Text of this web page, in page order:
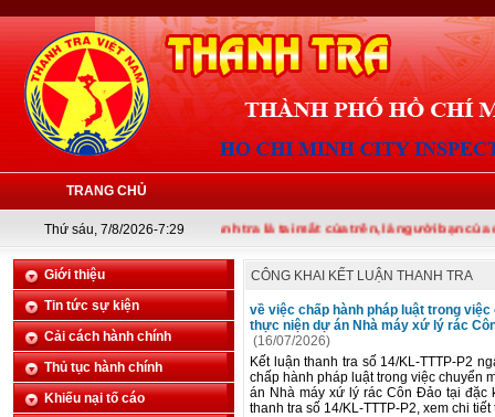
TRANG CHỦ
Thứ sáu, 7/8/2026-7:29Thanh tra là tai mắt của trên, là người bạn của dưới
Giới thiệu
Tin tức sự kiện
Cải cách hành chính
Thủ tục hành chính
Khiếu nại tố cáo
CÔNG KHAI KẾT LUẬN THANH TRA
về việc chấp hành pháp luật trong
thực niện dự án Nhà máy xứ lý rác
(16/07/2026)
Kết luận thanh tra số 14/KL-TTTP-P2
chấp hành pháp luật trong việc chuyển
án Nhà máy xứ lý rác Côn Đảo tại đặc
thanh tra số 14/KL-TTTP-P2, xem chi tiết